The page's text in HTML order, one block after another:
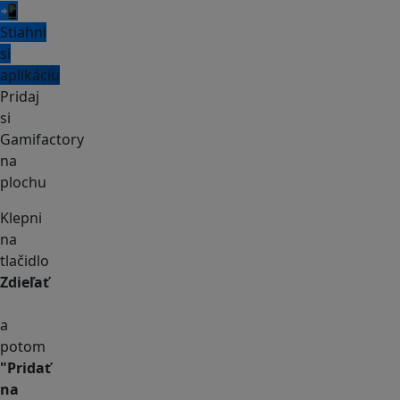
📲
Stiahni
si
aplikáciu
Pridaj
si
Gamifactory
na
plochu
Klepni
na
tlačidlo
Zdieľať
a
potom
"Pridať
na